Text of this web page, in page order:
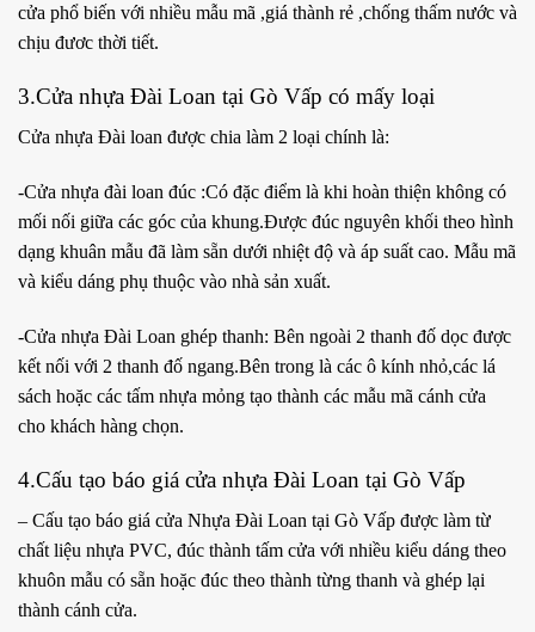
cửa phổ biến với nhiều mẫu mã ,giá thành rẻ ,chống thấm nước và
chịu đươc thời tiết.
3.Cửa nhựa Đài Loan tại Gò Vấp có mấy loại
Cửa nhựa Đài loan được chia làm 2 loại chính là:
-Cửa nhựa đài loan đúc :Có đặc điểm là khi hoàn thiện không có
mối nối giữa các góc của khung.Được đúc nguyên khối theo hình
dạng khuân mẫu đã làm sẵn dưới nhiệt độ và áp suất cao. Mẫu mã
và kiểu dáng phụ thuộc vào nhà sản xuất.
-Cửa nhựa Đài Loan ghép thanh: Bên ngoài 2 thanh đố dọc được
kết nối với 2 thanh đố ngang.Bên trong là các ô kính nhỏ,các lá
sách hoặc các tấm nhựa mỏng tạo thành các mẫu mã cánh cửa
cho khách hàng chọn.
4.Cấu tạo báo giá cửa nhựa Đài Loan tại Gò Vấp
– Cấu tạo báo giá cửa Nhựa Đài Loan tại Gò Vấp được làm từ
chất liệu nhựa PVC, đúc thành tấm cửa với nhiều kiểu dáng theo
khuôn mẫu có sẵn hoặc đúc theo thành từng thanh và ghép lại
thành cánh cửa.